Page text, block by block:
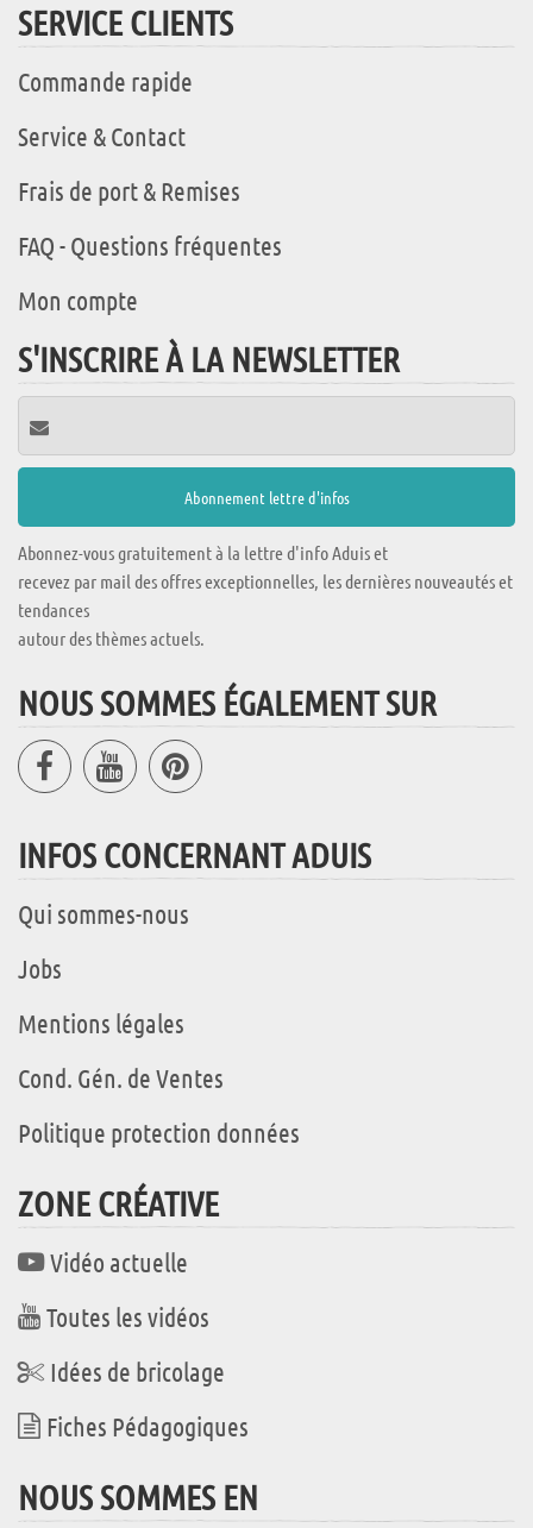
SERVICE CLIENTS
Commande rapide
Service & Contact
Frais de port & Remises
FAQ - Questions fréquentes
Mon compte
S'INSCRIRE À LA NEWSLETTER
Abonnez-vous gratuitement à la lettre d'info Aduis et
recevez par mail des offres exceptionnelles, les dernières nouveautés et
tendances
autour des thèmes actuels.
NOUS SOMMES ÉGALEMENT SUR
INFOS CONCERNANT ADUIS
Qui sommes-nous
Jobs
Mentions légales
Cond. Gén. de Ventes
Politique protection données
ZONE CRÉATIVE
Vidéo actuelle
Toutes les vidéos
Idées de bricolage
Fiches Pédagogiques
NOUS SOMMES EN